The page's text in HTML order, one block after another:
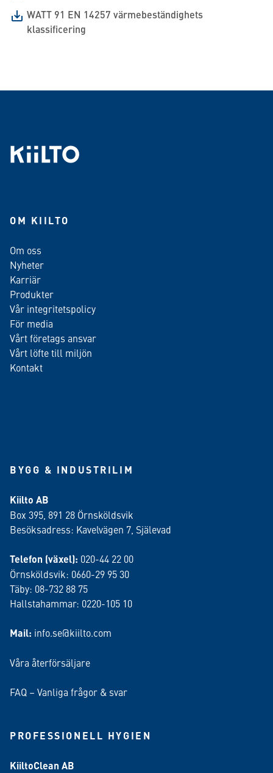
WATT 91 EN 14257 värmebeständighets
klassificering
OM KIILTO
Om oss
Nyheter
Karriär
Produkter
Vår integritetspolicy
För media
Vårt företags ansvar
Vårt löfte till miljön
Kontakt
BYGG & INDUSTRILIM
Kiilto AB
Box 395, 891 28 Örnsköldsvik
Besöksadress: Kavelvägen 7, Själevad
Telefon (växel): 020-44 22 00
Örnsköldsvik: 0660-29 95 30
Täby: 08-732 88 75
Hallstahammar: 0220-105 10
Mail: info.se@kiilto.com
Våra återförsäljare
FAQ – Vanliga frågor & svar
PROFESSIONELL HYGIEN
KiiltoClean AB